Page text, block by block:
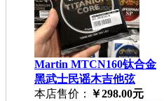
Martin MTCN160钛合金
黑武士民谣木吉他弦
本店售价： ￥298.00元